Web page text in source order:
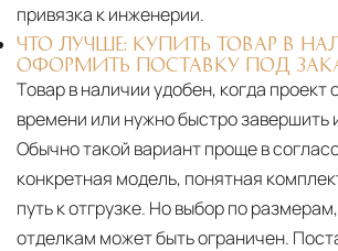
привязка к инженерии.
ЧТО ЛУЧШЕ: КУПИТЬ ТОВАР В
ОФОРМИТЬ ПОСТАВКУ ПОД
Товар в наличии удобен, когда проект
времени или нужно быстро завершить
Обычно такой вариант проще в
конкретная модель, понятная
путь к отгрузке. Но выбор по
отделкам может быть ограничен.